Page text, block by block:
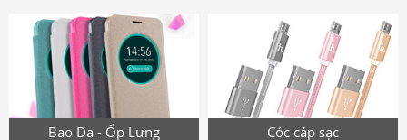
Bao Da - Ốp Lưng Cóc cáp sạc